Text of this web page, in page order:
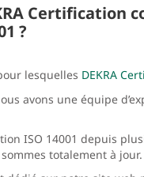
?
lesquelles DEKRA
avons une équipe
ISO 14001 depuis
totalement à jour.